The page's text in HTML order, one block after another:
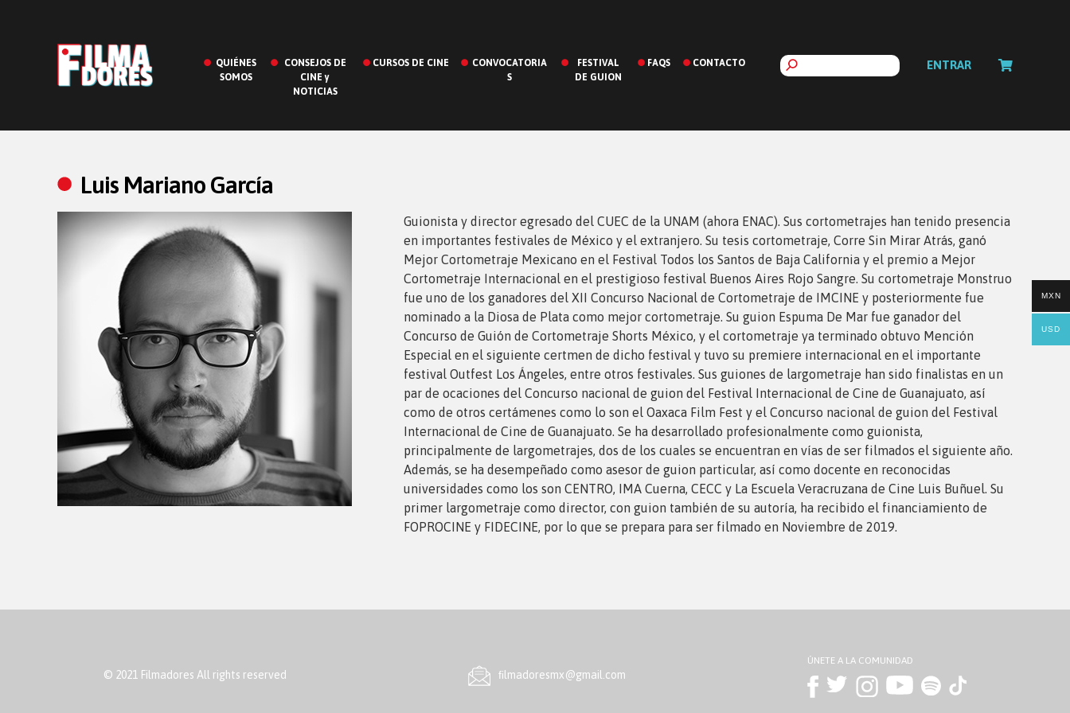
QUIÉNES
SOMOS
CONSEJOS DE
CINE y
NOTICIAS
CURSOS DE CINE
CONVOCATORIA
S
FESTIVAL
DE GUION
FAQS CONTACTO ENTRAR
Luis Mariano García
Guionista y director egresado del CUEC de la UNAM (ahora ENAC). Sus cortometrajes han tenido presencia
en importantes festivales de México y el extranjero. Su tesis cortometraje, Corre Sin Mirar Atrás, ganó
Mejor Cortometraje Mexicano en el Festival Todos los Santos de Baja California y el premio a Mejor
Cortometraje Internacional en el prestigioso festival Buenos Aires Rojo Sangre. Su cortometraje Monstruo
fue uno de los ganadores del XII Concurso Nacional de Cortometraje de IMCINE y posteriormente fue
nominado a la Diosa de Plata como mejor cortometraje. Su guion Espuma De Mar fue ganador del
Concurso de Guión de Cortometraje Shorts México, y el cortometraje ya terminado obtuvo Mención
Especial en el siguiente certmen de dicho festival y tuvo su premiere internacional en el importante
festival Outfest Los Ángeles, entre otros festivales. Sus guiones de largometraje han sido finalistas en un
par de ocaciones del Concurso nacional de guion del Festival Internacional de Cine de Guanajuato, así
como de otros certámenes como lo son el Oaxaca Film Fest y el Concurso nacional de guion del Festival
Internacional de Cine de Guanajuato. Se ha desarrollado profesionalmente como guionista,
principalmente de largometrajes, dos de los cuales se encuentran en vías de ser filmados el siguiente año.
Además, se ha desempeñado como asesor de guion particular, así como docente en reconocidas
universidades como los son CENTRO, IMA Cuerna, CECC y La Escuela Veracruzana de Cine Luis Buñuel. Su
primer largometraje como director, con guion también de su autoría, ha recibido el financiamiento de
FOPROCINE y FIDECINE, por lo que se prepara para ser filmado en Noviembre de 2019.
© 2021 Filmadores All rights reserved ﬁlmadoresmx@gmail.com
ÚNETE A LA COMUNIDAD
MXN
USD